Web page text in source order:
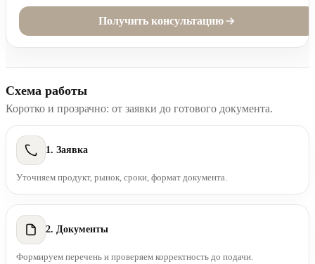
Получить консультацию
Схема работы
Коротко и прозрачно: от заявки до готового документа.
1. Заявка
Уточняем продукт, рынок, сроки, формат документа.
2. Документы
Формируем перечень и проверяем корректность до подачи.